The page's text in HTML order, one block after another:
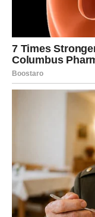
Lav je navikao da
vreme možda ste
utisak da se vaš
Sada dolazi
Ako ste u
Strast se ponovo
postaje
divljenja. Lav
Moguće je i